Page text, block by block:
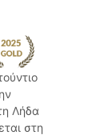
Λήδα
στη